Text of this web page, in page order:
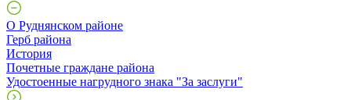
О Руднянском районе
Герб района
История
Почетные граждане района
Удостоенные нагрудного знака "За заслуги"